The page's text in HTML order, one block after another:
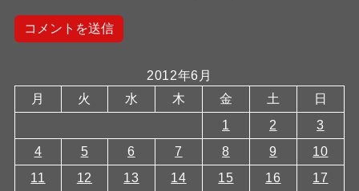
2012年6月
月
火 水 木 金 土
日
1
2
3
4
5 6 7 8 9
10
11
12 13 14 15 16 17